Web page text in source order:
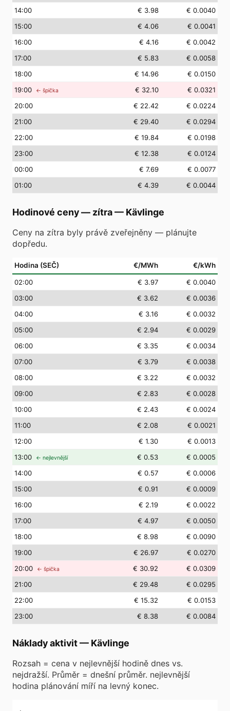
14:00 € 3.98
€ 0.0040
15:00 € 4.06
€ 0.0041
16:00 € 4.16
€ 0.0042
17:00 € 5.83
€ 0.0058
18:00 € 14.96
€ 0.0150
19:00 ← špička € 32.10
€ 0.0321
20:00 € 22.42
€ 0.0224
21:00 € 29.40
€ 0.0294
22:00 € 19.84
€ 0.0198
23:00 € 12.38
€ 0.0124
00:00 € 7.69
€ 0.0077
01:00 € 4.39 € 0.0044
Hodinové ceny — zítra— Kävlinge
Ceny na zítra byly právě zveřejněny — plánujte
dopředu.
Hodina (SEČ) €/MWh €/kWh
02:00 € 3.97
€ 0.0040
03:00 € 3.62
€ 0.0036
04:00 € 3.16
€ 0.0032
05:00 € 2.94
€ 0.0029
06:00 € 3.35
€ 0.0034
07:00 € 3.79
€ 0.0038
08:00 € 3.22
€ 0.0032
09:00 € 2.83
€ 0.0028
10:00 € 2.43
€ 0.0024
11:00 € 2.08
€ 0.0021
12:00 € 1.30
€ 0.0013
13:00 ← nejlevnější € 0.53
€ 0.0005
14:00 € 0.57
€ 0.0006
15:00 € 0.91
€ 0.0009
16:00 € 2.19
€ 0.0022
17:00 € 4.97
€ 0.0050
18:00 € 8.98
€ 0.0090
19:00 € 26.97
€ 0.0270
20:00 ← špička € 30.92
€ 0.0309
21:00 € 29.48
€ 0.0295
22:00 € 15.32
€ 0.0153
23:00 € 8.38 € 0.0084
Náklady aktivit— Kävlinge
Rozsah = cena v nejlevnější hodině dnes vs.
nejdražší. Průměr = dnešní průměr. nejlevnější
hodina plánování míří na levný konec.